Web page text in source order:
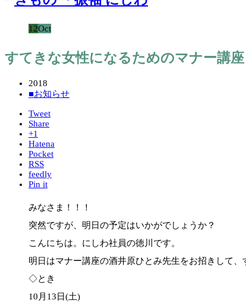
12Oct
すてきな女性になるためのマナー講座
2018
■お知らせ
Tweet
Share
+1
Hatena
Pocket
RSS
feedly
Pin it
みなさま！！！
突然ですが、明日の予定はいかがでしょうか？
こんにちは。にしわ社員の徳川です。
明日はマナー講座の酒井原ひとみ先生をお招きして
◇とき
10月13日(土)